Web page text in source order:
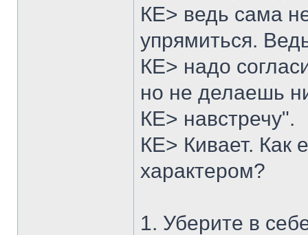
КЕ> ведь сама
упрямиться.
КЕ> надо
но не делаешь
КЕ> навстречу".
КЕ> Кивает. Как
характером?
1. Уберите в